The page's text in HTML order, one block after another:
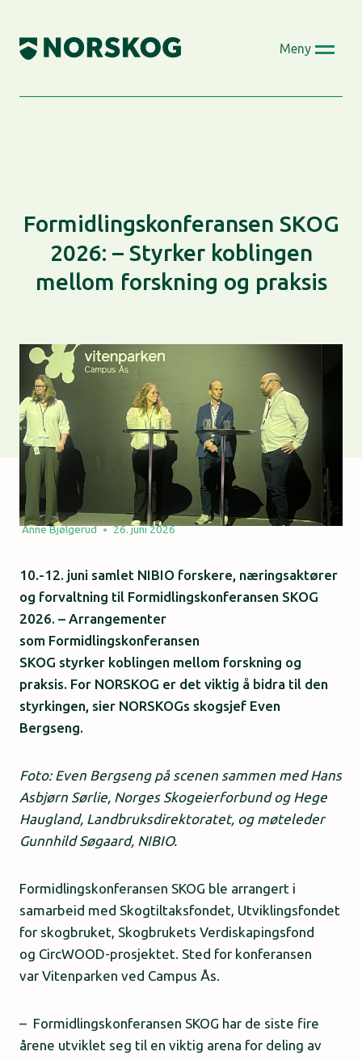
content
Meny
Formidlingskonferansen SKOG
2026: – Styrker koblingen
mellom forskning og praksis
Anne Bjølgerud 26. juni 2026
10.-12. juni samlet NIBIO forskere, næringsaktører
og forvaltning til Formidlingskonferansen SKOG
2026. – Arrangementer
som Formidlingskonferansen
SKOG styrker koblingen mellom forskning og
praksis. For NORSKOG er det viktig å bidra til den
styrkingen, sier NORSKOGs skogsjef Even
Bergseng.
Foto: Even Bergseng på scenen sammen med Hans
Asbjørn Sørlie, Norges Skogeierforbund og Hege
Haugland, Landbruksdirektoratet, og møteleder
Gunnhild Søgaard, NIBIO.
Formidlingskonferansen SKOG ble arrangert i
samarbeid med Skogtiltaksfondet, Utviklingsfondet
for skogbruket, Skogbrukets Verdiskapingsfond
og CircWOOD-prosjektet. Sted for konferansen
var Vitenparken ved Campus Ås.
– Formidlingskonferansen SKOG har de siste fire
årene utviklet seg til en viktig arena for deling av